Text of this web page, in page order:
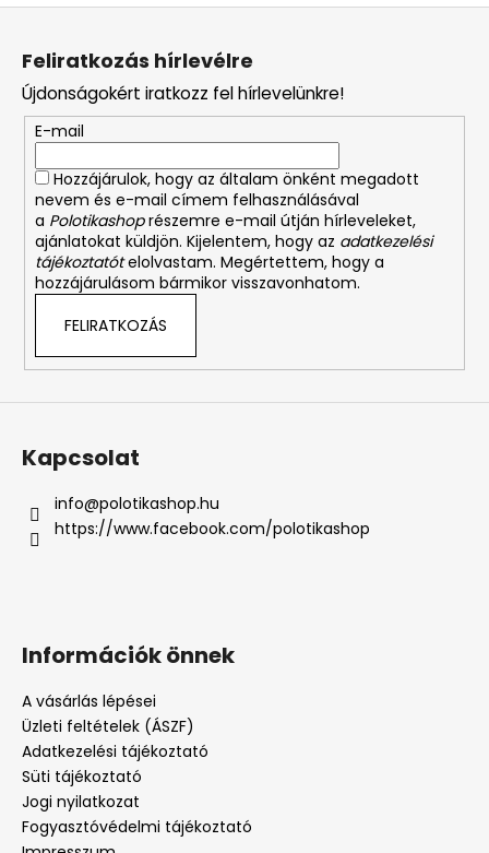
L
Feliratkozás hírlevélre
Újdonságokért iratkozz fel hírlevelünkre!
E-mail
Hozzájárulok, hogy az általam önként megadott
nevem és e-mail címem felhasználásával
a Polotikashoprészemre e-mail útján hírleveleket,
ajánlatokat küldjön. Kijelentem, hogy az adatkezelési
tájékoztatót elolvastam. Megértettem, hogy a
hozzájárulásom bármikor visszavonhatom.
FELIRATKOZÁS
Kapcsolat
info@polotikashop.hu
https://www.facebook.com/polotikashop
Információk önnek
A vásárlás lépései
Üzleti feltételek (ÁSZF)
Adatkezelési tájékoztató
Süti tájékoztató
Jogi nyilatkozat
Fogyasztóvédelmi tájékoztató